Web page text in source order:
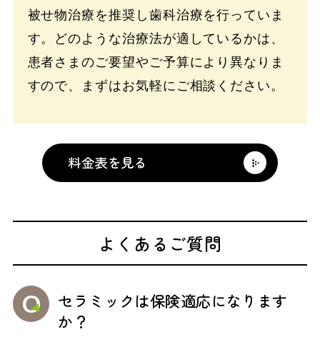
被せ物治療を推奨し歯科治療を行っていま
す。どのような治療法が適しているかは、
患者さまのご要望やご予算により異なりま
すので、まずはお気軽にご相談ください。
料金表を見る
よくあるご質問
セラミックは保険適応になります
か？